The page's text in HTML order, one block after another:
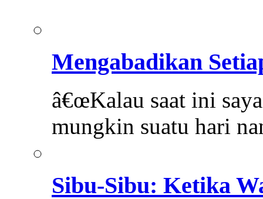
Mengabadikan
â€œKalau saat ini
mungkin suatu hari
Sibu-Sibu: Ketika